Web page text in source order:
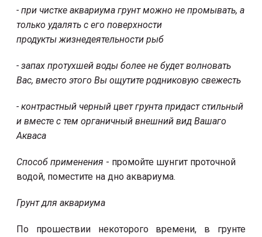
- при чистке аквариума грунт можно не промывать, а
только удалять с его поверхности
продукты жизнедеятельности рыб
- запах протухшей воды более не будет волновать
Вас, вместо этого Вы ощутите родниковую свежесть
- контрастный черный цвет грунта придаст стильный
и вместе с тем органичный внешний вид Вашаго
Акваса
Способ применения - промойте шунгит проточной
водой, поместите на дно аквариума.
Грунт для аквариума
По прошествии некоторого времени, в грунте